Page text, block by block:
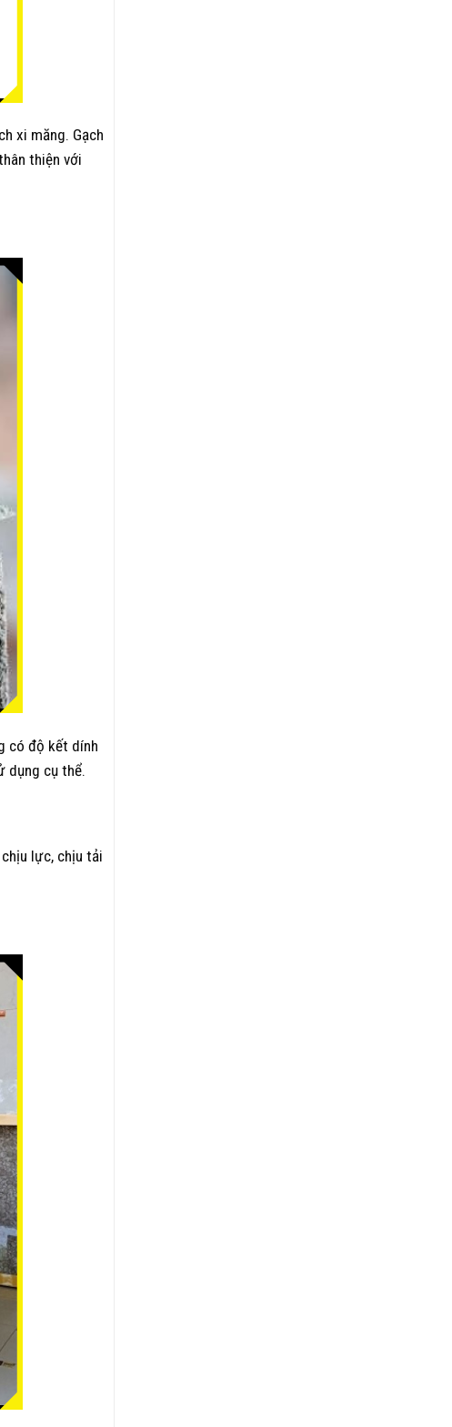
xi măng. Gạch
thiện với
có độ kết dính
dụng cụ thể.
lực, chịu tải